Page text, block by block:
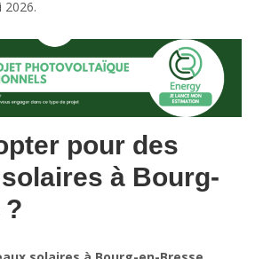
2026.
pour des
à Bourg-
?